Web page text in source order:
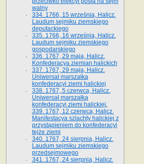
walny
334. 1766, 15 września, Halicz.
Laudum sejmiku ziemskiego
deputackiego
335. 1766, 16 września, Halicz.
Laudum sejmiku ziemskiego
gospodarskiego
336. 1767, 29 maja, Halicz.
Konfederacya ziemian halickich
337. 1767, 29 maja, Halicz.
Uniwersał marszałka
konfederacyi ziemi halickiej
338. 1767, 5 czerwca, Halicz.
Uniwersał marszałka
konfederacyi ziemi halickiej.
339. 1767, 12 czerwca, Halicz.
Manifestacya szlachty halickiej z
przystąpieniem do konfederacyi
tejże ziemi
340. 1767, 24 sierpnia, Halicz.
Laudum sejmiku ziemskiego
przedsejmowego
341. 1767, 24 sierpnia, Halicz.